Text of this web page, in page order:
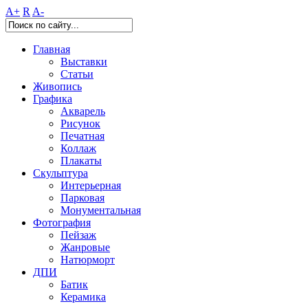
A+ R A-
Главная
Выставки
Статьи
Живопись
Графика
Акварель
Рисунок
Печатная
Коллаж
Плакаты
Скульптура
Интерьерная
Парковая
Монументальная
Фотография
Пейзаж
Жанровые
Натюрморт
ДПИ
Батик
Керамика